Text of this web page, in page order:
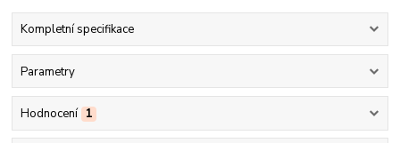
Kompletní specifikace
Parametry
Hodnocení 1